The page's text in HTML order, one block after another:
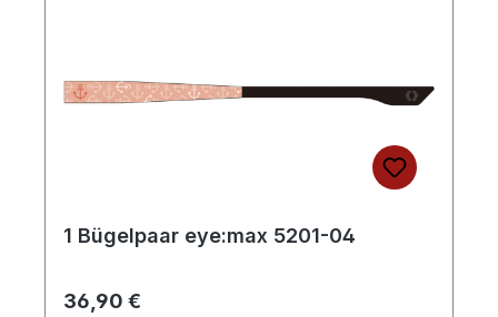
1 Bügelpaar eye:max 5201-04
Regulärer Preis:
36,90 €